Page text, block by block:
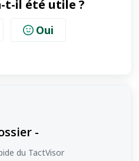
t-il été utile ?
Oui
-
du TactVisor